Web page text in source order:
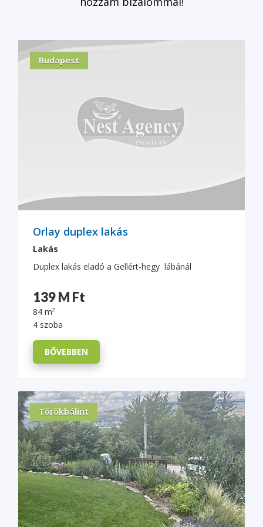
Budapest
Orlay duplex lakás
Lakás
Duplex lakás eladó a Gellért-hegy lábánál
139 M Ft
84 m²
4 szoba
BŐVEBBEN
Törökbálint